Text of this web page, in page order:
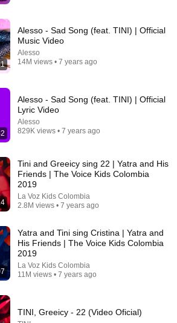
X TINI TENDENCIA 2026 -
MEJORES CANCIONES DE
Alesso - Sad Song (feat. TINI) | Official
Music Video
Alesso
14M views • 7 years ago
Alesso - Sad Song (feat. TINI) | Official
Lyric Video
Alesso
829K views • 7 years ago
Tini and Greeicy sing 22 | Yatra and His
Friends | The Voice Kids Colombia
2019
La Voz Kids Colombia
2.8M views • 7 years ago
Yatra and Tini sing Cristina | Yatra and
His Friends | The Voice Kids Colombia
2019
La Voz Kids Colombia
11M views • 7 years ago
TINI, Greeicy - 22 (Video Oficial)